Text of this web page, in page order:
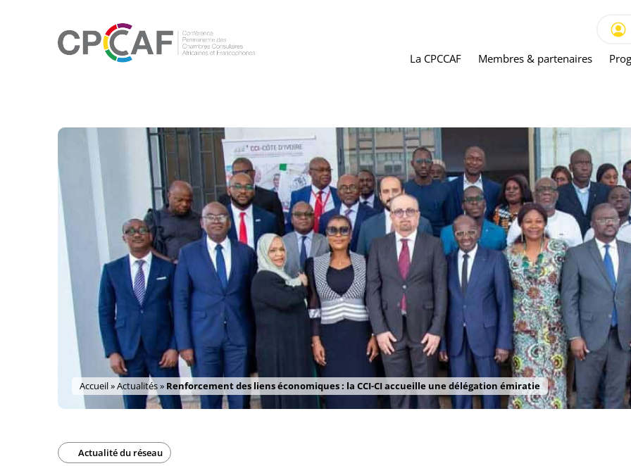
La CPCCAF Membres & partenaires
Accueil»Actualités» Renforcement des liens économiques : la CCI-CI accueille une délégation émiratie
Actualité du réseau